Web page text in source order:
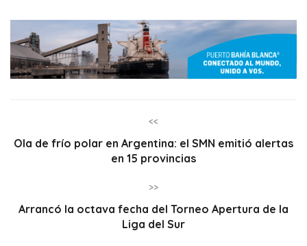
<<
Ola de frío polar en Argentina: el SMN emitió alertas
en 15 provincias
>>
Arrancó la octava fecha del Torneo Apertura de la
Liga del Sur